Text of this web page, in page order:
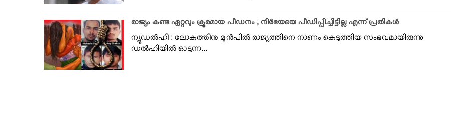
രാജ്യം കണ്ട ഏറ്റവും ക്രൂരമായ പീഡനം ; നിര്‍ഭയയെ പീഡിപ്പിച്ചിട്ടില്ല എന്ന് പ്രതികള്‍
ന്യൂഡല്‍ഹി : ലോകത്തിനു മുന്‍പില്‍ രാജ്യത്തിനെ നാണം കെടുത്തിയ സംഭവമായിരുന്നു
ഡല്‍ഹിയില്‍ ഓടുന്ന...